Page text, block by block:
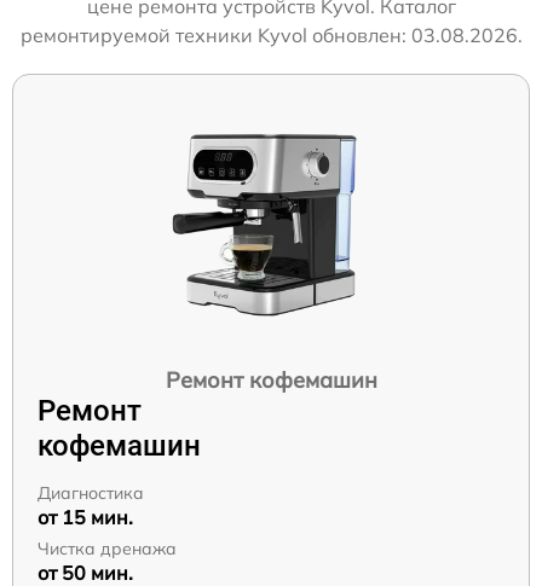
цене ремонта устройств Kyvol. Каталог
ремонтируемой техники Kyvol обновлен: 03.08.2026.
Ремонт кофемашин
Ремонт
кофемашин
Диагностика
от 15 мин.
Чистка дренажа
от 50 мин.